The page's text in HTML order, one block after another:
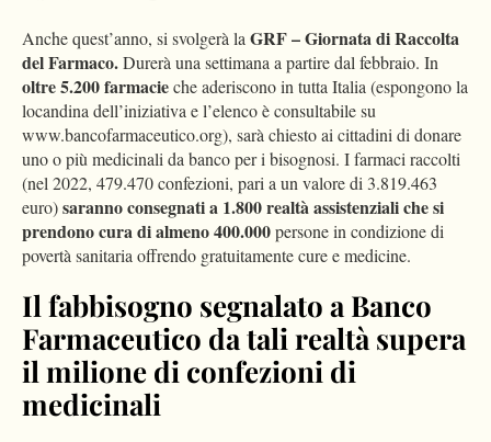
Anche quest’anno, si svolgerà laGRF – Giornata di Raccolta
del Farmaco.Durerà una settimana a partire dal febbraio. In
oltre 5.200 farmacieche aderiscono in tutta Italia (espongono la
locandina dell’iniziativa e l’elenco è consultabile su
www.bancofarmaceutico.org), sarà chiesto ai cittadini di donare
uno o più medicinali da banco per i bisognosi. I farmaci raccolti
(nel 2022, 479.470 confezioni, pari a un valore di 3.819.463
euro)saranno consegnati a 1.800 realtà assistenziali che si
prendono cura di almeno 400.000persone in condizione di
povertà sanitaria offrendo gratuitamente cure e medicine.
Il fabbisogno segnalato a Banco
Farmaceutico da tali realtà supera
il milione di confezioni di
medicinali